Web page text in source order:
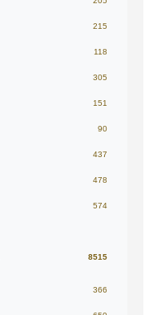
215
118
305
151
90
437
478
574
8515
366